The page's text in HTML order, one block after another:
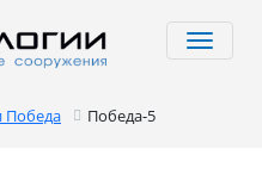
Победа Победа-5